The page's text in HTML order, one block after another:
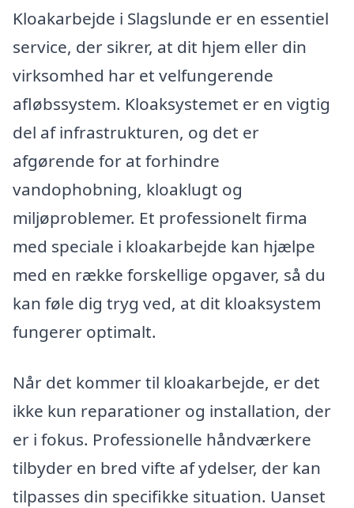
Kloakarbejde i Slagslunde er en essentiel
service, der sikrer, at dit hjem eller din
virksomhed har et velfungerende
afløbssystem. Kloaksystemet er en vigtig
del af infrastrukturen, og det er
afgørende for at forhindre
vandophobning, kloaklugt og
miljøproblemer. Et professionelt firma
med speciale i kloakarbejde kan hjælpe
med en række forskellige opgaver, så du
kan føle dig tryg ved, at dit kloaksystem
fungerer optimalt.
Når det kommer til kloakarbejde, er det
ikke kun reparationer og installation, der
er i fokus. Professionelle håndværkere
tilbyder en bred vifte af ydelser, der kan
tilpasses din specifikke situation. Uanset